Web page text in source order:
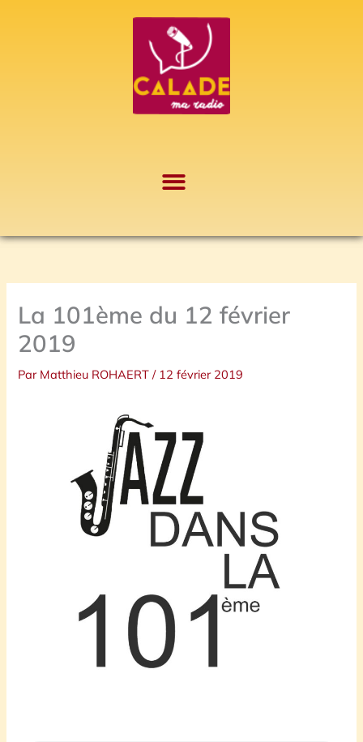
La 101ème du 12 février
2019
Par Matthieu ROHAERT/ 12 février 2019